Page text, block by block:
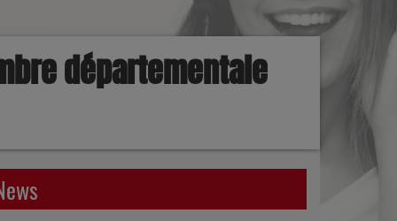
départementale